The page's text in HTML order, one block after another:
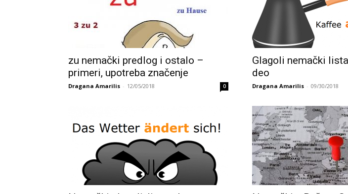
zu nemački predlog i ostalo –
primeri, upotreba značenje
Dragana Amarilis - 12/05/2018 0
Glagoli nemački
deo
Dragana Amarilis - 09/30/2018